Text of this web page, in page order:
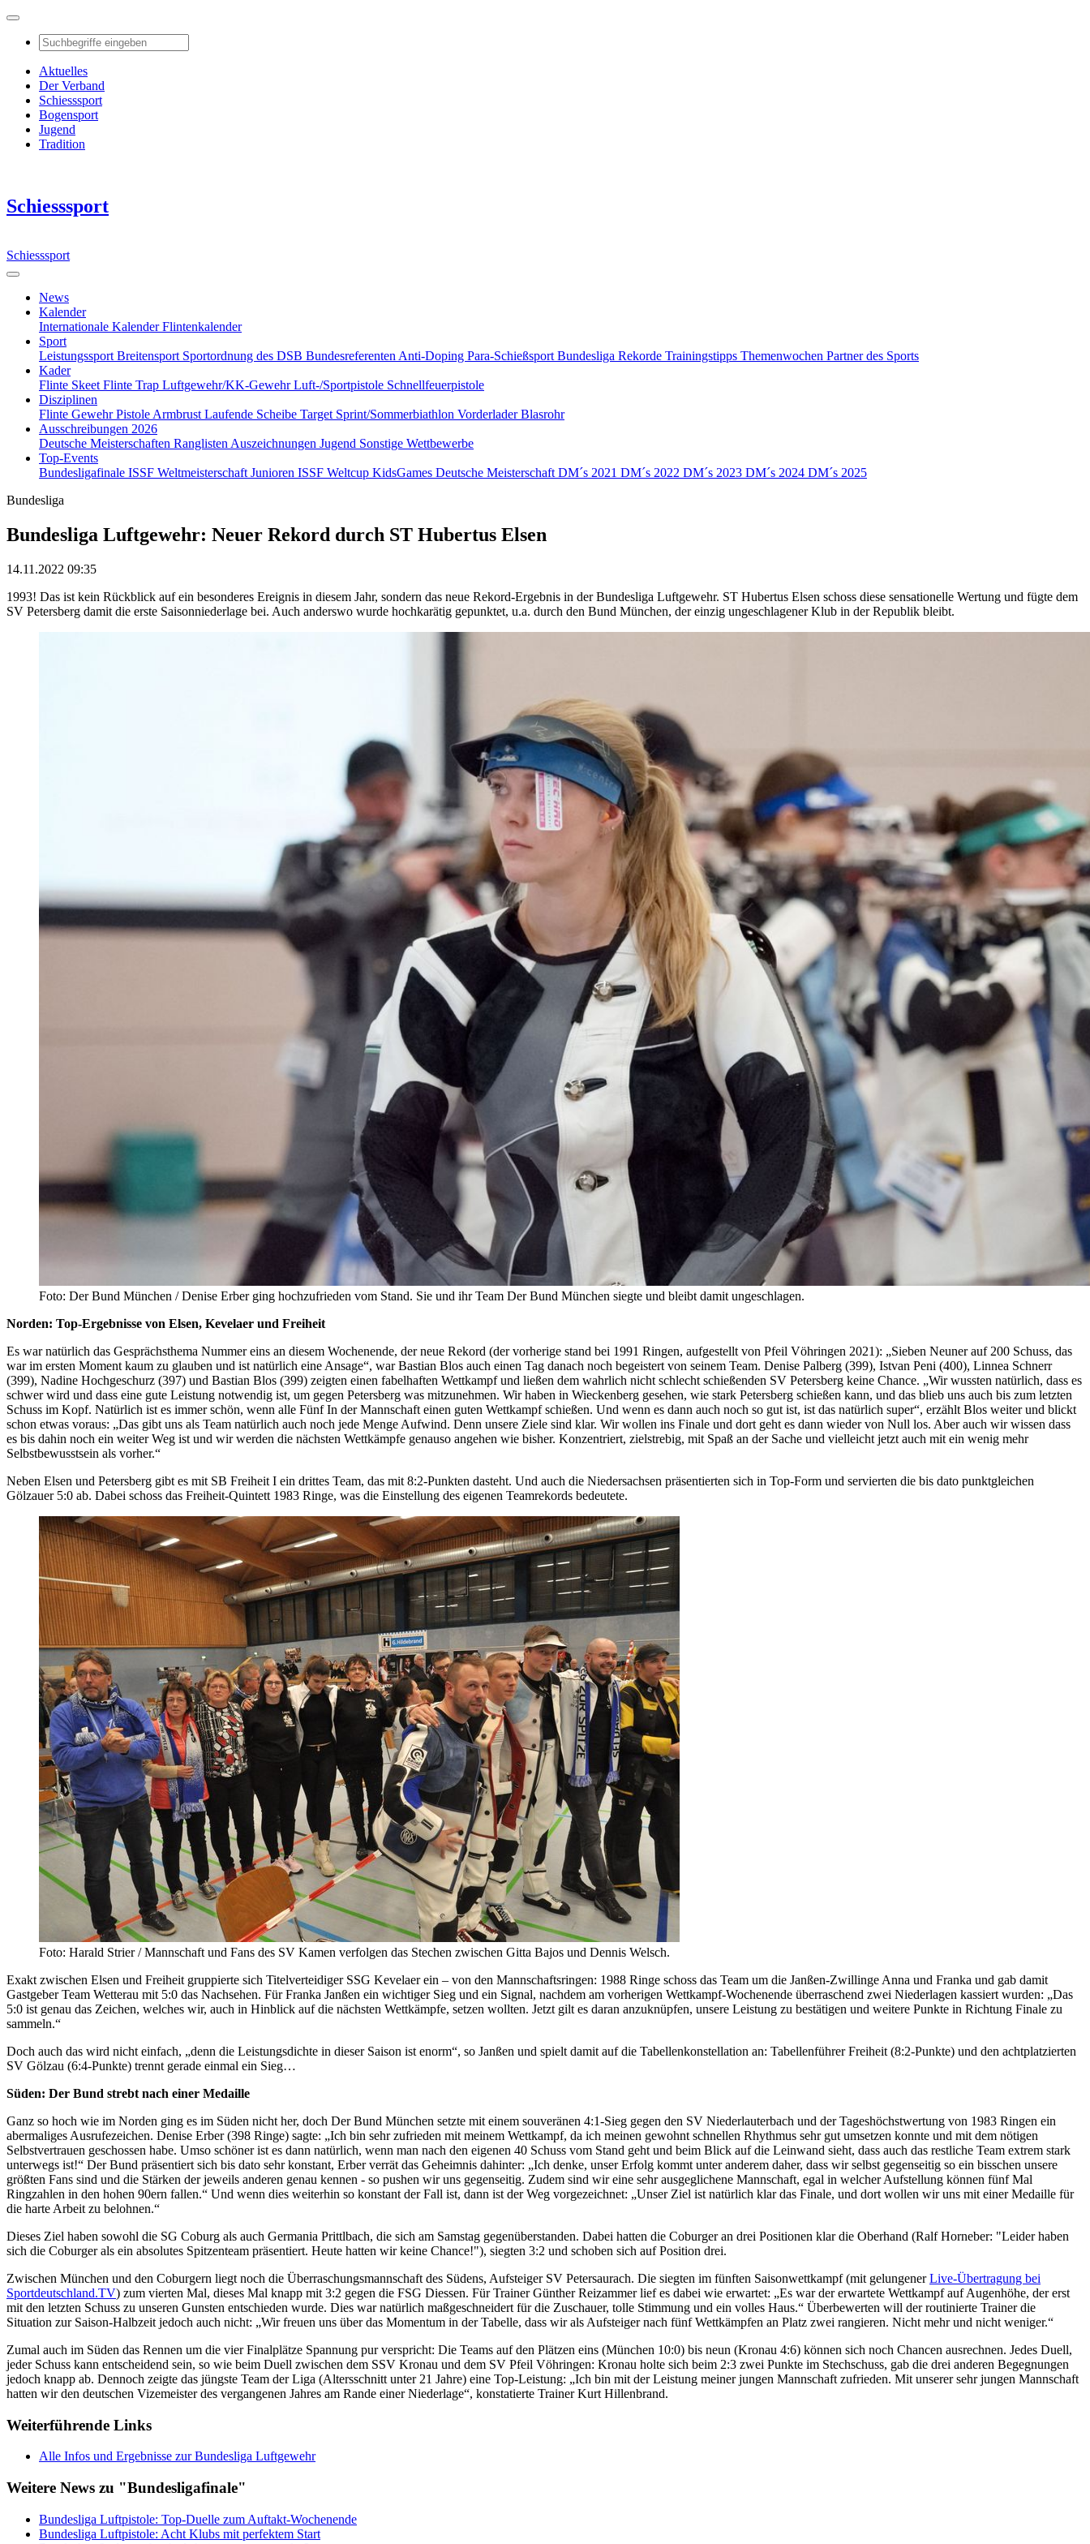
Aktuelles
Der Verband
Schiesssport
Bogensport
Jugend
Tradition
Schiesssport
Schiesssport
News
Kalender
Internationale KalenderFlintenkalender
Sport
Leistungssport Breitensport Sportordnung des DSB Bundesreferenten Anti-Doping Para-Schießsport Bundesliga Rekorde Trainingstipps Themenwochen Partner des Sports
Kader
Flinte Skeet Flinte Trap Luftgewehr/KK-GewehrLuft-/Sportpistole Schnellfeuerpistole
Disziplinen
Flinte GewehrPistole Armbrust Laufende Scheibe Target Sprint/Sommerbiathlon VorderladerBlasrohr
Ausschreibungen 2026
Deutsche Meisterschaften Ranglisten Auszeichnungen Jugend Sonstige Wettbewerbe
Top-Events
Bundesligafinale ISSF Weltmeisterschaft Junioren ISSF Weltcup KidsGames Deutsche Meisterschaft DM´s 2021 DM´s 2022 DM´s 2023 DM´s 2024 DM´s 2025
Bundesliga
Bundesliga Luftgewehr: Neuer Rekord durch ST Hubertus Elsen
14.11.2022 09:35
1993! Das ist kein Rückblick auf ein besonderes Ereignis in diesem Jahr, sondern das neue Rekord-Ergebnis in der Bundesliga Luftgewehr. ST Hubertus Elsen schoss diese sensationelle Wertung und fügte dem
SV Petersberg damit die erste Saisonniederlage bei. Auch anderswo wurde hochkarätig gepunktet, u.a. durch den Bund München, der einzig ungeschlagener Klub in der Republik bleibt.
Foto: Der Bund München / Denise Erber ging hochzufrieden vom Stand. Sie und ihr Team Der Bund München siegte und bleibt damit ungeschlagen.
Norden: Top-Ergebnisse von Elsen, Kevelaer und Freiheit
Es war natürlich das Gesprächsthema Nummer eins an diesem Wochenende, der neue Rekord (der vorherige stand bei 1991 Ringen, aufgestellt von Pfeil Vöhringen 2021): „Sieben Neuner auf 200 Schuss, das
war im ersten Moment kaum zu glauben und ist natürlich eine Ansage“, war Bastian Blos auch einen Tag danach noch begeistert von seinem Team. Denise Palberg (399), Istvan Peni (400), Linnea Schnerr
(399), Nadine Hochgeschurz (397) und Bastian Blos (399) zeigten einen fabelhaften Wettkampf und ließen dem wahrlich nicht schlecht schießenden SV Petersberg keine Chance. „Wir wussten natürlich, dass es
schwer wird und dass eine gute Leistung notwendig ist, um gegen Petersberg was mitzunehmen. Wir haben in Wieckenberg gesehen, wie stark Petersberg schießen kann, und das blieb uns auch bis zum letzten
Schuss im Kopf. Natürlich ist es immer schön, wenn alle Fünf In der Mannschaft einen guten Wettkampf schießen. Und wenn es dann auch noch so gut ist, ist das natürlich super“, erzählt Blos weiter und blickt
schon etwas voraus: „Das gibt uns als Team natürlich auch noch jede Menge Aufwind. Denn unsere Ziele sind klar. Wir wollen ins Finale und dort geht es dann wieder von Null los. Aber auch wir wissen dass
es bis dahin noch ein weiter Weg ist und wir werden die nächsten Wettkämpfe genauso angehen wie bisher. Konzentriert, zielstrebig, mit Spaß an der Sache und vielleicht jetzt auch mit ein wenig mehr
Selbstbewusstsein als vorher.“
Neben Elsen und Petersberg gibt es mit SB Freiheit I ein drittes Team, das mit 8:2-Punkten dasteht. Und auch die Niedersachsen präsentierten sich in Top-Form und servierten die bis dato punktgleichen
Gölzauer 5:0 ab. Dabei schoss das Freiheit-Quintett 1983 Ringe, was die Einstellung des eigenen Teamrekords bedeutete.
Foto: Harald Strier / Mannschaft und Fans des SV Kamen verfolgen das Stechen zwischen Gitta Bajos und Dennis Welsch.
Exakt zwischen Elsen und Freiheit gruppierte sich Titelverteidiger SSG Kevelaer ein – von den Mannschaftsringen: 1988 Ringe schoss das Team um die Janßen-Zwillinge Anna und Franka und gab damit
Gastgeber Team Wetterau mit 5:0 das Nachsehen. Für Franka Janßen ein wichtiger Sieg und ein Signal, nachdem am vorherigen Wettkampf-Wochenende überraschend zwei Niederlagen kassiert wurden: „Das
5:0 ist genau das Zeichen, welches wir, auch in Hinblick auf die nächsten Wettkämpfe, setzen wollten. Jetzt gilt es daran anzuknüpfen, unsere Leistung zu bestätigen und weitere Punkte in Richtung Finale zu
sammeln.“
Doch auch das wird nicht einfach, „denn die Leistungsdichte in dieser Saison ist enorm“, so Janßen und spielt damit auf die Tabellenkonstellation an: Tabellenführer Freiheit (8:2-Punkte) und den achtplatzierten
SV Gölzau (6:4-Punkte) trennt gerade einmal ein Sieg…
Süden: Der Bund strebt nach einer Medaille
Ganz so hoch wie im Norden ging es im Süden nicht her, doch Der Bund München setzte mit einem souveränen 4:1-Sieg gegen den SV Niederlauterbach und der Tageshöchstwertung von 1983 Ringen ein
abermaliges Ausrufezeichen. Denise Erber (398 Ringe) sagte: „Ich bin sehr zufrieden mit meinem Wettkampf, da ich meinen gewohnt schnellen Rhythmus sehr gut umsetzen konnte und mit dem nötigen
Selbstvertrauen geschossen habe. Umso schöner ist es dann natürlich, wenn man nach den eigenen 40 Schuss vom Stand geht und beim Blick auf die Leinwand sieht, dass auch das restliche Team extrem stark
unterwegs ist!“ Der Bund präsentiert sich bis dato sehr konstant, Erber verrät das Geheimnis dahinter: „Ich denke, unser Erfolg kommt unter anderem daher, dass wir selbst gegenseitig so ein bisschen unsere
größten Fans sind und die Stärken der jeweils anderen genau kennen - so pushen wir uns gegenseitig. Zudem sind wir eine sehr ausgeglichene Mannschaft, egal in welcher Aufstellung können fünf Mal
Ringzahlen in den hohen 90ern fallen.“ Und wenn dies weiterhin so konstant der Fall ist, dann ist der Weg vorgezeichnet: „Unser Ziel ist natürlich klar das Finale, und dort wollen wir uns mit einer Medaille für
die harte Arbeit zu belohnen.“
Dieses Ziel haben sowohl die SG Coburg als auch Germania Prittlbach, die sich am Samstag gegenüberstanden. Dabei hatten die Coburger an drei Positionen klar die Oberhand (Ralf Horneber: "Leider haben
sich die Coburger als ein absolutes Spitzenteam präsentiert. Heute hatten wir keine Chance!"), siegten 3:2 und schoben sich auf Position drei.
Zwischen München und den Coburgern liegt noch die Überraschungsmannschaft des Südens, Aufsteiger SV Petersaurach. Die siegten im fünften Saisonwettkampf (mit gelungenerLive-Übertragung bei
Sportdeutschland.TV) zum vierten Mal, dieses Mal knapp mit 3:2 gegen die FSG Diessen. Für Trainer Günther Reizammer lief es dabei wie erwartet: „Es war der erwartete Wettkampf auf Augenhöhe, der erst
mit den letzten Schuss zu unseren Gunsten entschieden wurde. Dies war natürlich maßgeschneidert für die Zuschauer, tolle Stimmung und ein volles Haus.“ Überbewerten will der routinierte Trainer die
Situation zur Saison-Halbzeit jedoch auch nicht: „Wir freuen uns über das Momentum in der Tabelle, dass wir als Aufsteiger nach fünf Wettkämpfen an Platz zwei rangieren. Nicht mehr und nicht weniger.“
Zumal auch im Süden das Rennen um die vier Finalplätze Spannung pur verspricht: Die Teams auf den Plätzen eins (München 10:0) bis neun (Kronau 4:6) können sich noch Chancen ausrechnen. Jedes Duell,
jeder Schuss kann entscheidend sein, so wie beim Duell zwischen dem SSV Kronau und dem SV Pfeil Vöhringen: Kronau holte sich beim 2:3 zwei Punkte im Stechschuss, gab die drei anderen Begegnungen
jedoch knapp ab. Dennoch zeigte das jüngste Team der Liga (Altersschnitt unter 21 Jahre) eine Top-Leistung: „Ich bin mit der Leistung meiner jungen Mannschaft zufrieden. Mit unserer sehr jungen Mannschaft
hatten wir den deutschen Vizemeister des vergangenen Jahres am Rande einer Niederlage“, konstatierte Trainer Kurt Hillenbrand.
Weiterführende Links
Alle Infos und Ergebnisse zur Bundesliga Luftgewehr
Weitere News zu "Bundesligafinale"
Bundesliga Luftpistole: Top-Duelle zum Auftakt-Wochenende
Bundesliga Luftpistole: Acht Klubs mit perfektem Start